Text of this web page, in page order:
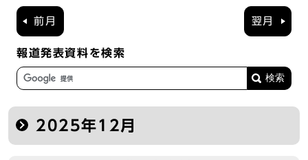
前月 翌月
報道発表資料を検索
2025年12月